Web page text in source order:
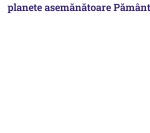
planete asemănătoare